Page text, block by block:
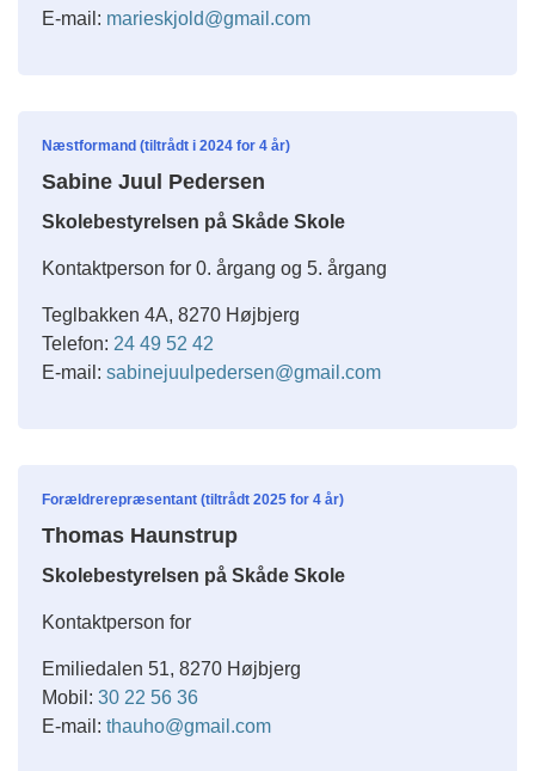
E-mail: marieskjold@gmail.com
Næstformand (tiltrådt i 2024 for 4 år)
Sabine Juul Pedersen
Skolebestyrelsen på Skåde Skole
Kontaktperson for 0. årgang og 5. årgang
Teglbakken 4A, 8270 Højbjerg
Telefon: 24 49 52 42
E-mail: sabinejuulpedersen@gmail.com
Forældrerepræsentant (tiltrådt 2025 for 4 år)
Thomas Haunstrup
Skolebestyrelsen på Skåde Skole
Kontaktperson for
Emiliedalen 51, 8270 Højbjerg
Mobil: 30 22 56 36
E-mail: thauho@gmail.com